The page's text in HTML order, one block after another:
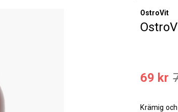
OstroVit
69 kr
Krämig